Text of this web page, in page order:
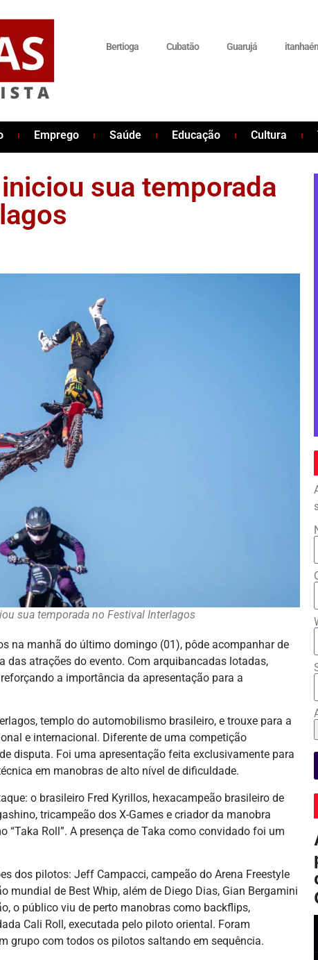
Bertioga Cubatão Guarujá
Emprego Saúde Educação Cultura
sua temporada
sua temporada no Festival Interlagos
na manhã do último domingo (01), pôde acompanhar de
das atrações do evento. Com arquibancadas lotadas,
a importância da apresentação para a
templo do automobilismo brasileiro, e trouxe para a
e internacional. Diferente de uma competição
disputa. Foi uma apresentação feita exclusivamente para
em manobras de alto nível de dificuldade.
o brasileiro Fred Kyrillos, hexacampeão brasileiro de
tricampeão dos X-Games e criador da manobra
“Taka Roll”. A presença de Taka como convidado foi um
dos pilotos: Jeff Campacci, campeão do Arena Freestyle
mundial de Best Whip, além de Diego Dias, Gian Bergamini
o público viu de perto manobras como backflips,
Cali Roll, executada pelo piloto oriental. Foram
grupo com todos os pilotos saltando em sequência.